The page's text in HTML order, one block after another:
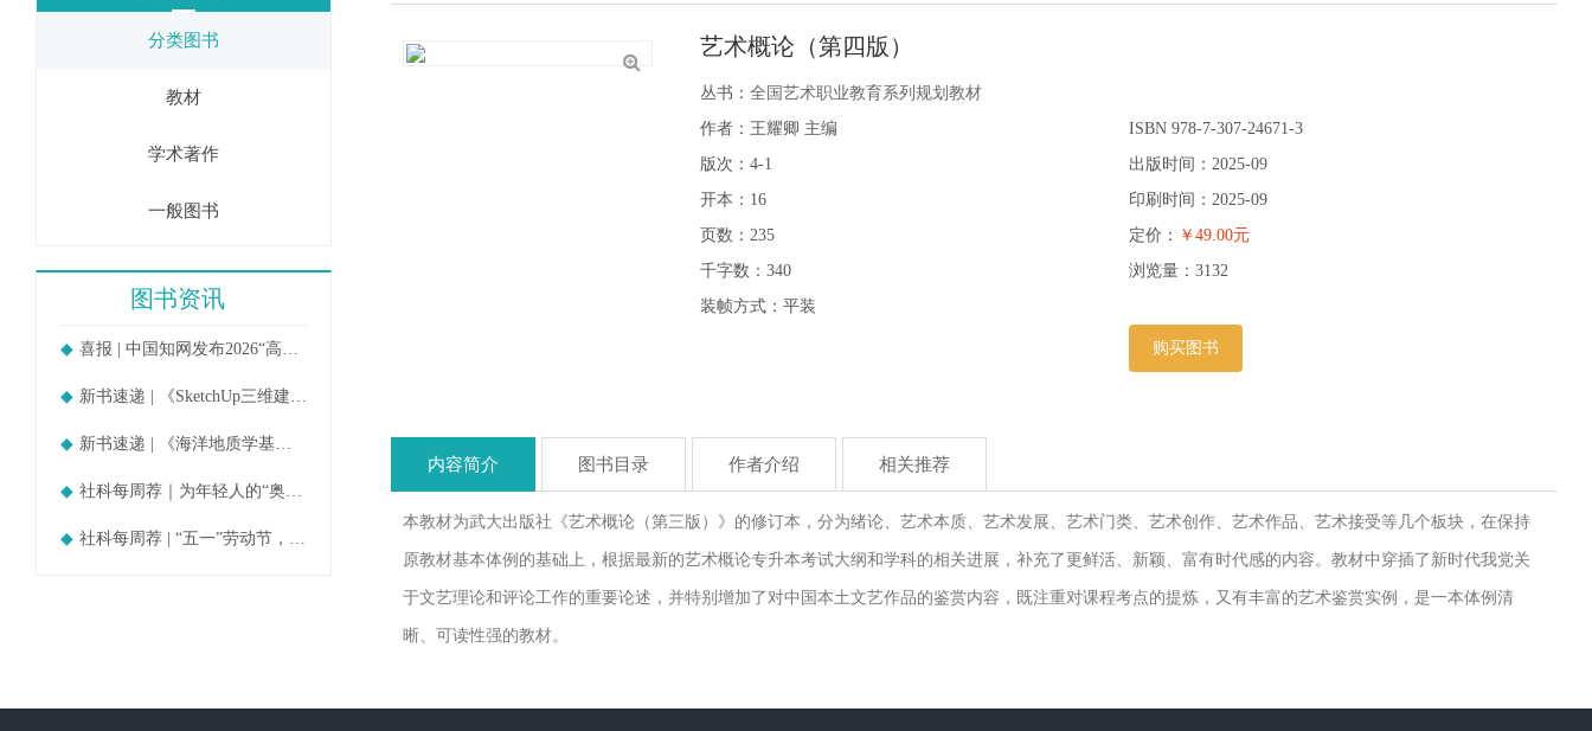
分类图书
教材
学术著作
一般图书
图书资讯
喜报 | 中国知网发布2026“高被引
新书速递 | 《SketchUp三维建模教
新书速递 | 《海洋地质学基础》
社科每周荐｜为年轻人的“奥德赛时期
社科每周荐 | “五一”劳动节，守护
艺术概论（第四版）
丛书： 全国艺术职业教育系列规划教材
作者：王耀卿 主编
版次：4-1
开本：16
页数：235
千字数：340
装帧方式：平装
ISBN 978-7-307-24671-3
出版时间：2025-09
印刷时间：2025-09
定价： ￥49.00元
浏览量： 3132
购买图书
内容简介 图书目录 作者介绍 相关推荐
本教材为武大出版社《艺术概论（第三版）》的修订本，分为绪论、艺术本质、艺术发展、艺术门类、艺术创作、艺术作品、艺术接受等几个板块，在保持
原教材基本体例的基础上，根据最新的艺术概论专升本考试大纲和学科的相关进展，补充了更鲜活、新颖、富有时代感的内容。教材中穿插了新时代我党关
于文艺理论和评论工作的重要论述，并特别增加了对中国本土文艺作品的鉴赏内容，既注重对课程考点的提炼，又有丰富的艺术鉴赏实例，是一本体例清
晰、可读性强的教材。